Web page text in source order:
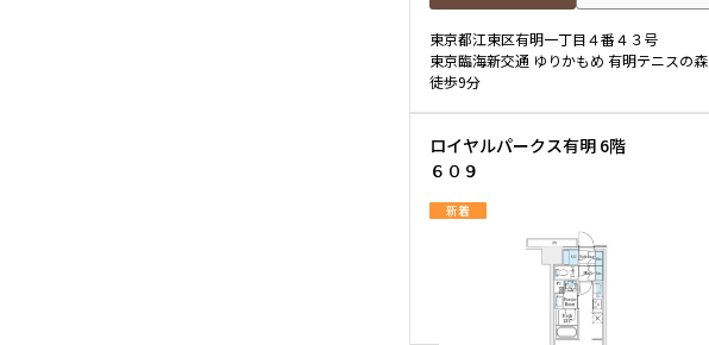
東京都江東区有明一丁目４番４３号
東京臨海新交通 ゆりかもめ 有明テニスの森
徒歩9分
ロイヤルパークス有明 6階
６０９
新着